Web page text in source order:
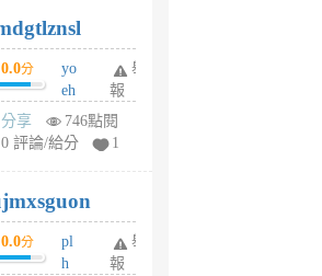
R
P
m
v
A
V
個
月
前
0.0分
yo
eh
ld
gy
個
月
前
舉
報
分享
746點閱
0 評論/給分
1
0.0分
pl
h
舉
報